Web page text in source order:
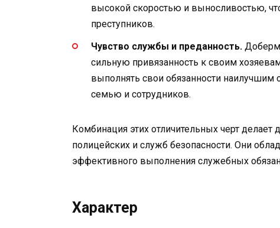
высокой скоростью и выносливостью,
преступников.
Чувство службы и преданность.
сильную привязанность к своим
выполнять свои обязанности
семью и сотрудников.
Комбинация этих отличительных черт
полицейских и служб безопасности. Они
эффективного выполнения служебных
Характер